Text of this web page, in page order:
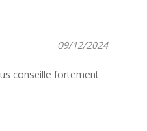
09/12/2024
conseille fortement